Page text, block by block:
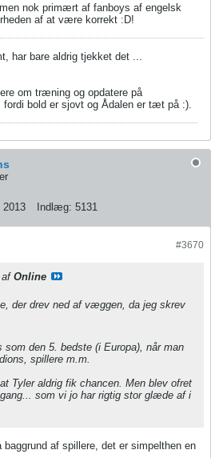
nok primært af fanboys af engelsk
af at være korrekt :D!
har bare aldrig tjekket det ...
om træning og opdatere på
fordi bold er sjovt og Ådalen er tæt på :).
2013 Indlæg: 5131
#3670
af Online
der drev ned af væggen, da jeg skrev
den 5. bedste (i Europa), når man
spillere m.m.
Tyler aldrig fik chancen. Men blev ofret
som vi jo har rigtig stor glæde af i
af spillere, det er simpelthen en